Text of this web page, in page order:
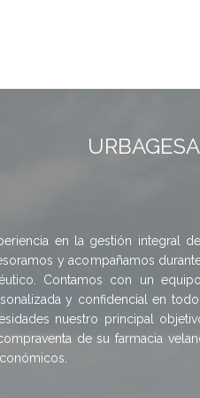
en la gestión integral
y acompañamos
Contamos con un
y confidencial en
nuestro principal
de su farmacia